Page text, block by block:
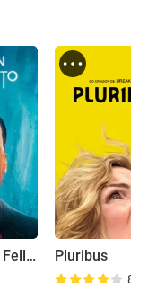
The Man Who Fell to Earth Pluribus
8.2